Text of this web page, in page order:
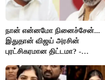
நான் என்னமோ நினைச்சேன்...
இதுதான் விஜய் அரசின்
புரட்சிகரமான திட்டமா? -